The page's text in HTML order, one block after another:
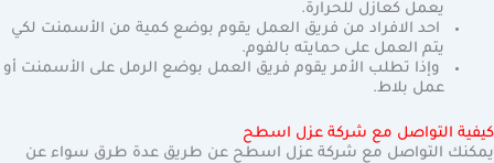
يعمل كعازل للحرارة.
احد الافراد من فريق العمل يقوم بوضع كمية من الأسمنت لكي
يتم العمل على حمايته بالفوم.
وإذا تطلب الأمر يقوم فريق العمل بوضع الرمل على الأسمنت أو
عمل بلاط.
كيفية التواصل مع شركة عزل اسطح
يمكنك التواصل مع شركة عزل اسطح عن طريق عدة طرق سواء عن